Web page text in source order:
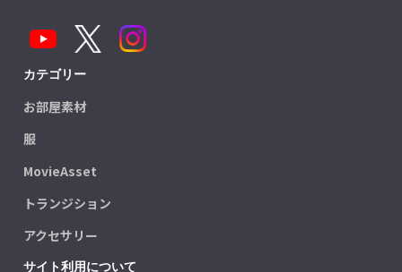
カテゴリー
お部屋素材
服
MovieAsset
トランジション
アクセサリー
サイト利用について